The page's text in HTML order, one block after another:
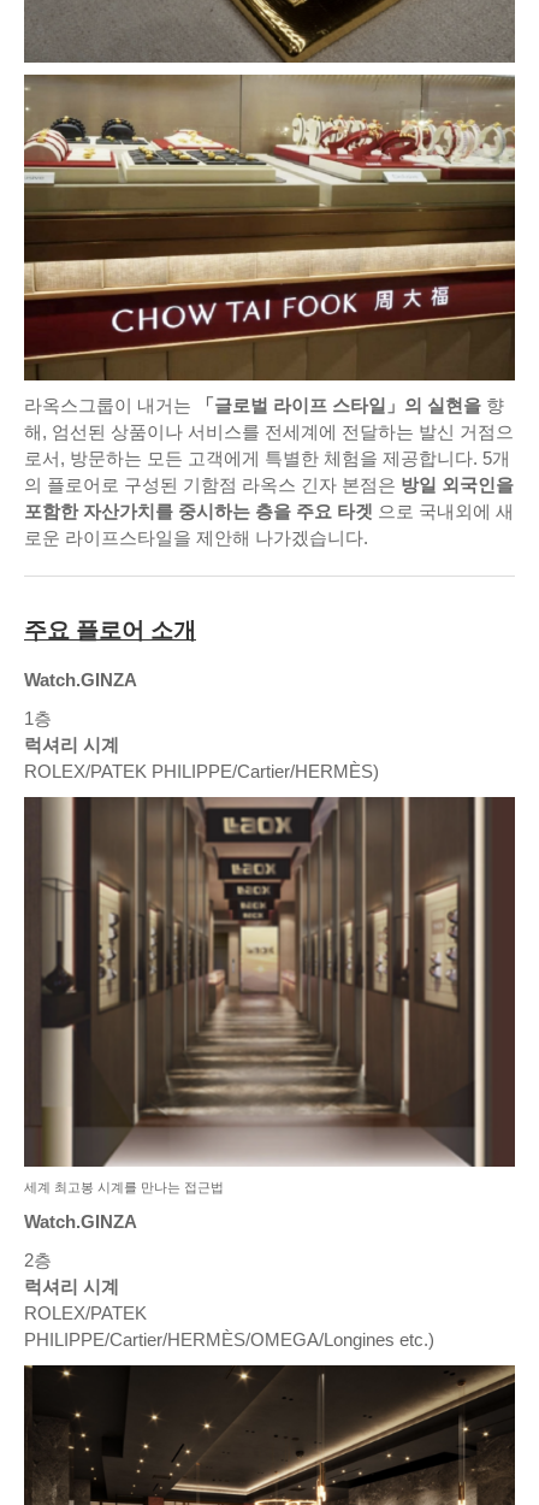
라옥스그룹이 내거는 「글로벌 라이프 스타일」의 실현을 향
해, 엄선된 상품이나 서비스를 전세계에 전달하는 발신 거점으
로서, 방문하는 모든 고객에게 특별한 체험을 제공합니다. 5개
의 플로어로 구성된 기함점 라옥스 긴자 본점은 방일 외국인을
포함한 자산가치를 중시하는 층을 주요 타겟 으로 국내외에 새
로운 라이프스타일을 제안해 나가겠습니다.
주요 플로어 소개
Watch.GINZA
1층
럭셔리 시계
ROLEX/PATEK PHILIPPE/Cartier/HERMÈS)
세계 최고봉 시계를 만나는 접근법
Watch.GINZA
2층
럭셔리 시계
ROLEX/PATEK
PHILIPPE/Cartier/HERMÈS/OMEGA/Longines etc.)